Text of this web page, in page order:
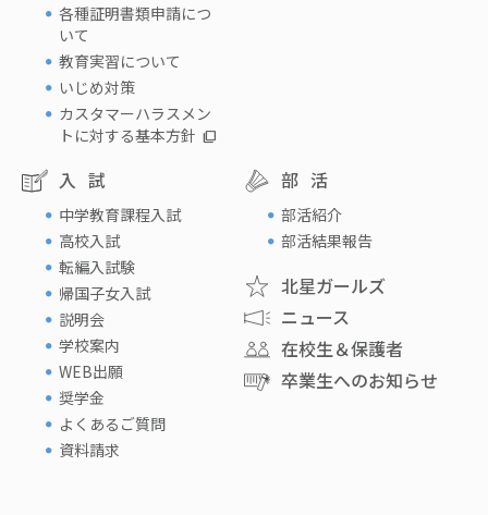
各種証明書類申請につ
いて
教育実習について
いじめ対策
カスタマーハラスメン
トに対する基本方針
入試
中学教育課程入試
高校入試
転編入試験
帰国子女入試
説明会
学校案内
WEB出願
奨学金
よくあるご質問
資料請求
部活
部活紹介
部活結果報告
北星ガールズ
ニュース
在校生＆保護者
卒業生へのお知らせ